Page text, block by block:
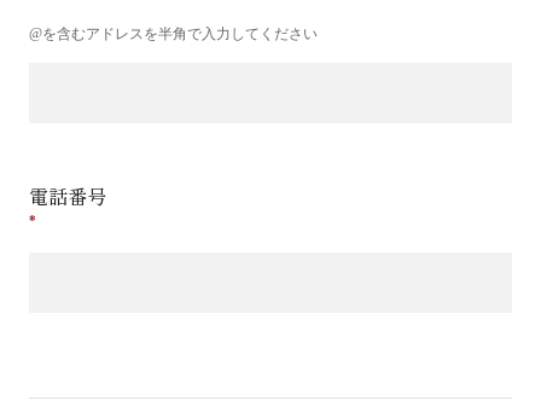
@を含むアドレスを半角で入力してください
電話番号